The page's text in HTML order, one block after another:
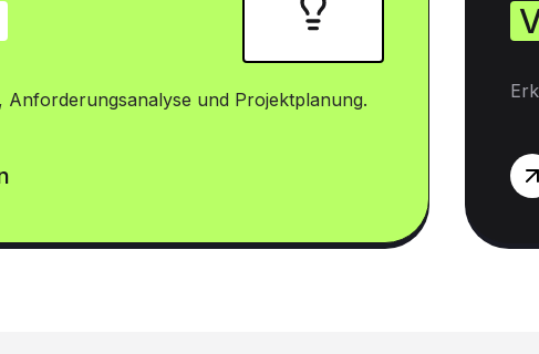
Anforderungsanalyse und Projektplanung.